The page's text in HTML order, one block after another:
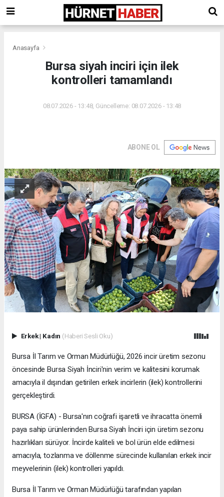
Anasayfa
Bursa siyah inciri için ilek
kontrolleri tamamlandı
08.07.2026 - 13:48, Güncelleme: 08.07.2026 - 13:48
ABONE OL
Erkek| Kadın (Haberi Sesli Oku)
Bursa İl Tarım ve Orman Müdürlüğü, 2026 incir üretim sezonu
öncesinde Bursa Siyah İnciri'nin verim ve kalitesini korumak
amacıyla il dışından getirilen erkek incirlerin (ilek) kontrollerini
gerçekleştirdi.
BURSA (İGFA) - Bursa'nın coğrafi işaretli ve ihracatta önemli
paya sahip ürünlerinden Bursa Siyah İnciri için üretim sezonu
hazırlıkları sürüyor. İncirde kaliteli ve bol ürün elde edilmesi
amacıyla, tozlanma ve döllenme sürecinde kullanılan erkek incir
meyvelerinin (ilek) kontrolleri yapıldı.
Bursa İl Tarım ve Orman Müdürlüğü tarafından yapılan